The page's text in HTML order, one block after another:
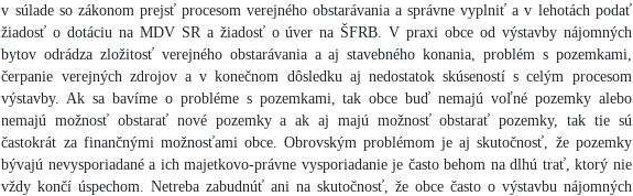
v súlade so zákonom prejsť procesom verejného obstarávania a správne vyplniť a v lehotách podať
žiadosť o dotáciu na MDV SR a žiadosť o úver na ŠFRB. V praxi obce od výstavby nájomných
bytov odrádza zložitosť verejného obstarávania a aj stavebného konania, problém s pozemkami,
čerpanie verejných zdrojov a v konečnom dôsledku aj nedostatok skúseností s celým procesom
výstavby. Ak sa bavíme o probléme s pozemkami, tak obce buď nemajú voľné pozemky alebo
nemajú možnosť obstarať nové pozemky a ak aj majú možnosť obstarať pozemky, tak tie sú
častokrát za finančnými možnosťami obce. Obrovským problémom je aj skutočnosť, že pozemky
bývajú nevysporiadané a ich majetkovo-právne vysporiadanie je často behom na dlhú trať, ktorý nie
vždy končí úspechom. Netreba zabudnúť ani na skutočnosť, že obce často o výstavbu nájomných